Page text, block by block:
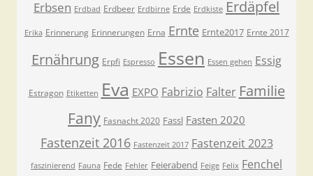
Erbsen Erdbad Erdbeer Erdbirne Erde Erdkiste Erdäpfel
Erika Erinnerung Erinnerungen Erna Ernte Ernte2017 Ernte 2017
Ernährung Erpfi Espresso Essen Essen gehen Essig
Estragon Etiketten Eva EXPO Fabrizio Falter Familie
Fany Fasnacht 2020 Fassl Fasten 2020
Fastenzeit 2016 Fastenzeit 2017 Fastenzeit 2023
faszinierend Fauna Fede Fehler Feierabend Feige Felix Fenchel